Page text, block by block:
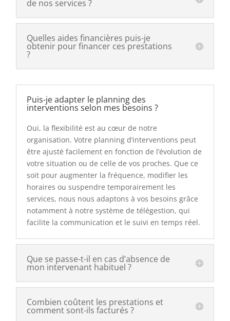
de nos services ?
Quelles aides financières puis-je
obtenir pour financer ces prestations
?
Puis-je adapter le planning des
interventions selon mes besoins ?
Oui, la flexibilité est au cœur de notre
organisation. Votre planning d’interventions peut
être ajusté facilement en fonction de l’évolution de
votre situation ou de celle de vos proches. Que ce
soit pour augmenter la fréquence, modifier les
horaires ou suspendre temporairement les
services, nous nous adaptons à vos besoins grâce
notamment à notre système de télégestion, qui
facilite la communication et le suivi en temps réel.
Que se passe-t-il en cas d’absence de
mon intervenant habituel ?
Combien coûtent les prestations et
comment sont-ils facturés ?